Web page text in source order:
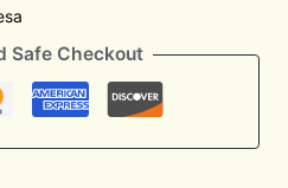
Safe Checkout